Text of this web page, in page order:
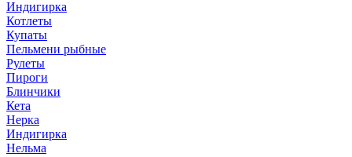
Индигирка
Котлеты
Купаты
Пельмени рыбные
Рулеты
Пироги
Блинчики
Кета
Нерка
Индигирка
Нельма